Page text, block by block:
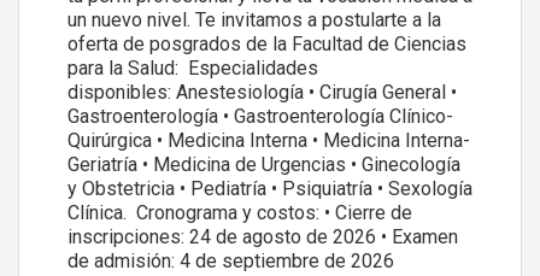
un nuevo nivel. Te invitamos a postularte a la
oferta de posgrados de la Facultad de Ciencias
para la Salud: Especialidades
disponibles: Anestesiología • Cirugía General •
Gastroenterología • Gastroenterología Clínico-
Quirúrgica • Medicina Interna • Medicina Interna-
Geriatría • Medicina de Urgencias • Ginecología
y Obstetricia • Pediatría • Psiquiatría • Sexología
Clínica. Cronograma y costos: • Cierre de
inscripciones: 24 de agosto de 2026 • Examen
de admisión: 4 de septiembre de 2026